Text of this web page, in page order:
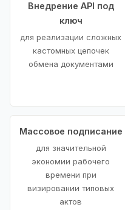
Внедрение API под
ключ
для реализации сложных
кастомных цепочек
обмена документами
Массовое подписание
для значительной
экономии рабочего
времени при
визировании типовых
актов